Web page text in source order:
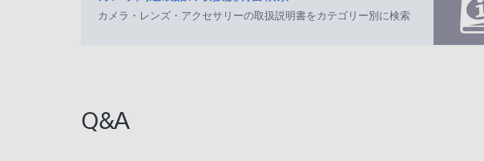
/
ズ
2
カメラ・レンズ・アクセサリーの取扱説明書をカテゴリー別に検索
Q&A